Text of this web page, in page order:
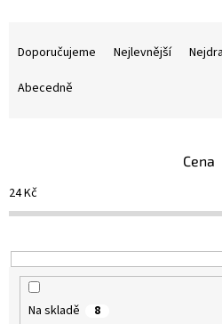
o
d
k
t
Doporučujeme Nejlevnější
Abecedně
Cena
24Kč
Na skladě 8